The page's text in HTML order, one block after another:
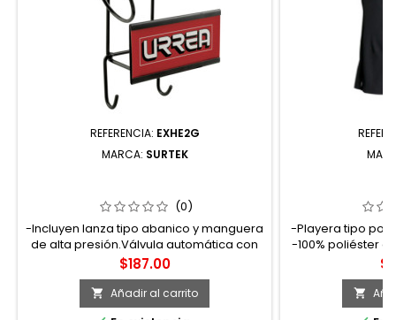
REFERENCIA: EXHE2G
MARCA: SURTEK
23 CM SURTEK
(0)
-Incluyen lanza tipo abanico y manguera
de alta presión.Válvula automática con
by-pass
Precio
$187.00
 Añadir al carrito
-Playera tipo
-100% poliéster
en color
Microporo
